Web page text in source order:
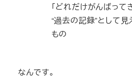
「どれだけがんばって
“過去の記録”として見
もの
なんです。